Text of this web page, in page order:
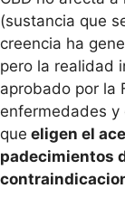
(sustancia que
creencia ha
pero la realidad
aprobado por la
enfermedades y
que eligen el
padecimientos